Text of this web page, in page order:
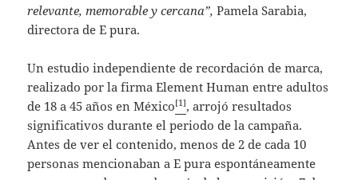
relevante, memorable y cercana”,Pamela Sarabia,
directora de E pura.
Un estudio independiente de recordación de marca,
realizado por la firma Element Human entre adultos
de 18 a 45 años en México[1], arrojó resultados
significativos durante el periodo de la campaña.
Antes de ver el contenido, menos de 2 de cada 10
personas mencionaban a E pura espontáneamente